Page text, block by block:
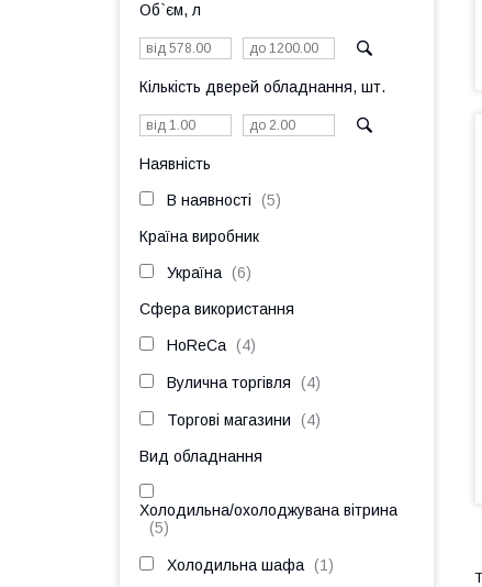
Об`єм, л
Кількість дверей обладнання, шт.
Наявність
В наявності 5
Країна виробник
Україна 6
Сфера використання
HoReCa 4
Вулична торгівля 4
Торгові магазини 4
Вид обладнання
Холодильна/охолоджувана вітрина
5
Холодильна шафа 1